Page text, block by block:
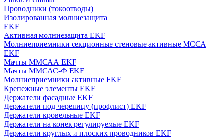
Проводники (токоотводы)
Изолированная молниезащита
EKF
Активная молниезащита EKF
Молниеприемники секционные стеновые активные МССА
EKF
Мачты ММСАА EKF
Мачты ММСАС-Ф EKF
Молниеприемники активные EKF
Крепежные элементы EKF
Держатели фасадные EKF
Держатели под черепицу (профлист) EKF
Держатели кровельные EKF
Держатели на конек регулируемые EKF
Держатели круглых и плоских проводников EKF